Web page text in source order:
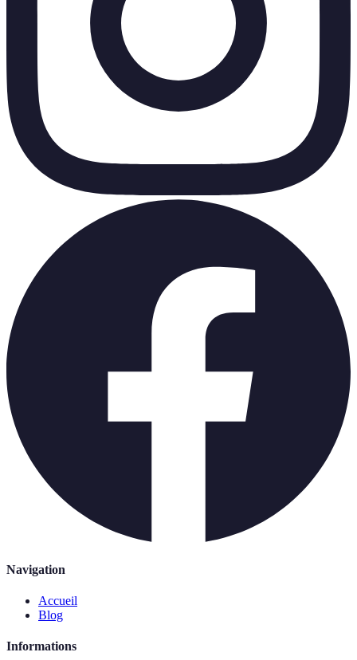
Navigation
Accueil
Blog
Informations